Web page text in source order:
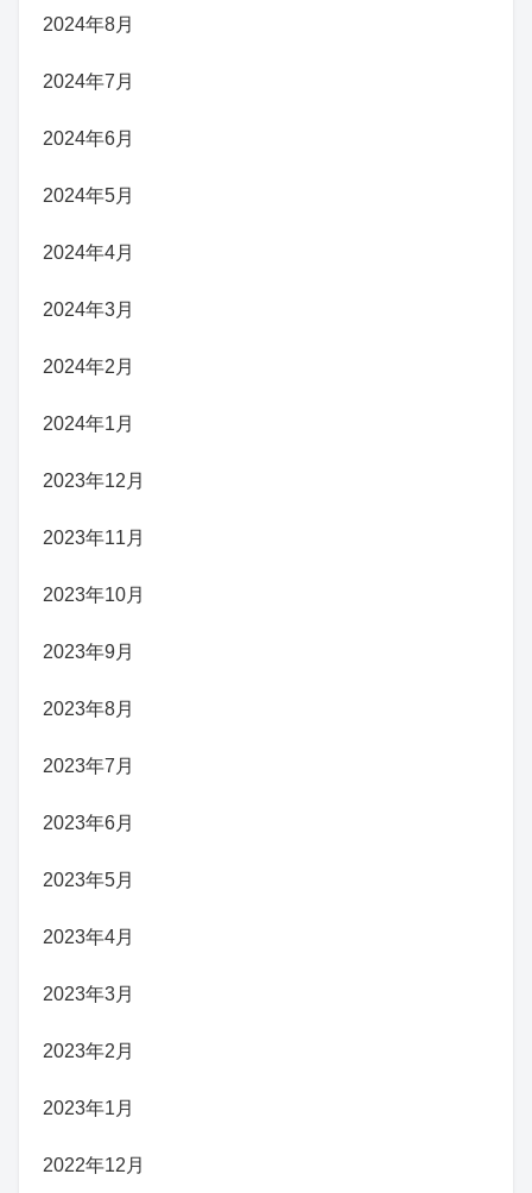
2024年8月
2024年7月
2024年6月
2024年5月
2024年4月
2024年3月
2024年2月
2024年1月
2023年12月
2023年11月
2023年10月
2023年9月
2023年8月
2023年7月
2023年6月
2023年5月
2023年4月
2023年3月
2023年2月
2023年1月
2022年12月